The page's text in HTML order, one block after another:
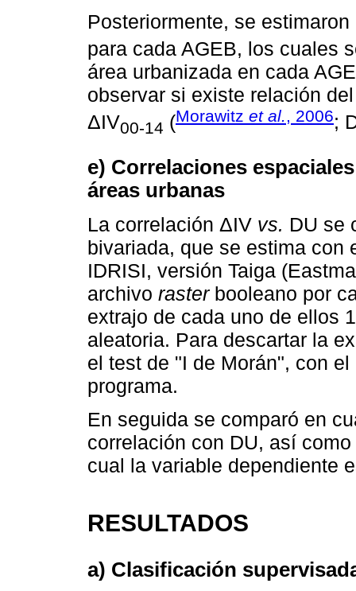
Posteriormente, se
para cada AGEB, los cuales
área urbanizada en cada
observar si existe relación
ΔIV00-14 (Morawitz et al. , 2006;
e) Correlaciones
áreas urbanas
La correlación ΔIV vs. DU se
bivariada, que se estima con
IDRISI, versión Taiga
archivo rasterbooleano por
extrajo de cada uno de ellos
aleatoria. Para descartar la
el test de "I de Morán", con
programa.
En seguida se comparó en
correlación con DU, así
cual la variable dependiente
RESULTADOS
a) Clasificación